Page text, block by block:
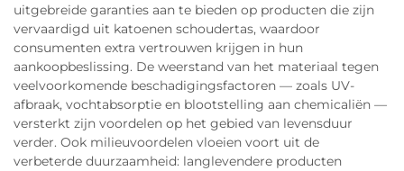
uitgebreide garanties aan te bieden op producten die zijn
vervaardigd uit katoenen schoudertas, waardoor
consumenten extra vertrouwen krijgen in hun
aankoopbeslissing. De weerstand van het materiaal tegen
veelvoorkomende beschadigingsfactoren — zoals UV-
afbraak, vochtabsorptie en blootstelling aan chemicaliën —
versterkt zijn voordelen op het gebied van levensduur
verder. Ook milieuvoordelen vloeien voort uit de
verbeterde duurzaamheid: langlevendere producten